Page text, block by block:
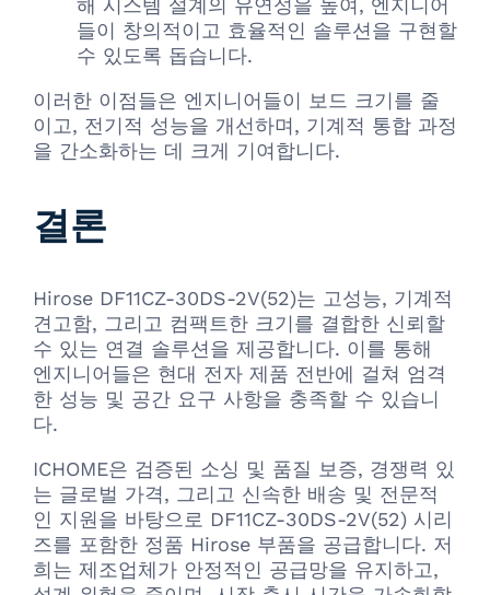
해 시스템 설계의 유연성을 높여, 엔지니어
들이 창의적이고 효율적인 솔루션을 구현할
수 있도록 돕습니다.
이러한 이점들은 엔지니어들이 보드 크기를 줄
이고, 전기적 성능을 개선하며, 기계적 통합 과정
을 간소화하는 데 크게 기여합니다.
결론
Hirose DF11CZ-30DS-2V(52)는 고성능, 기계적
견고함, 그리고 컴팩트한 크기를 결합한 신뢰할
수 있는 연결 솔루션을 제공합니다. 이를 통해
엔지니어들은 현대 전자 제품 전반에 걸쳐 엄격
한 성능 및 공간 요구 사항을 충족할 수 있습니
다.
ICHOME은 검증된 소싱 및 품질 보증, 경쟁력 있
는 글로벌 가격, 그리고 신속한 배송 및 전문적
인 지원을 바탕으로 DF11CZ-30DS-2V(52) 시리
즈를 포함한 정품 Hirose 부품을 공급합니다. 저
희는 제조업체가 안정적인 공급망을 유지하고,